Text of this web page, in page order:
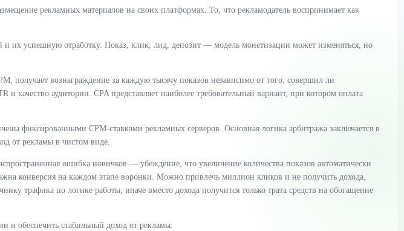
рекламных материалов на своих платформах. То, что рекламодатель воспринимает как
их успешную отработку. Показ, клик, лид, депозит — модель монетизации может изменяться, но
вознаграждение за каждую тысячу показов независимо от того, совершил ли
качество аудитории. CPA представляет наиболее требовательный вариант, при котором оплата
фиксированными CPM-ставками рекламных серверов. Основная логика арбитража заключается в
от рекламы в чистом виде.
ошибка новичков — убеждение, что увеличение количества показов автоматически
конверсия на каждом этапе воронки. Можно привлечь миллион кликов и не получить дохода,
трафика по логике работы, иначе вместо дохода получится только трата средств на обогащение
и обеспечить стабильный доход от рекламы.